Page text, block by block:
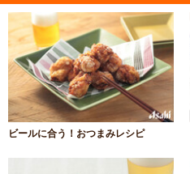
ビールに合う！おつまみレシピ